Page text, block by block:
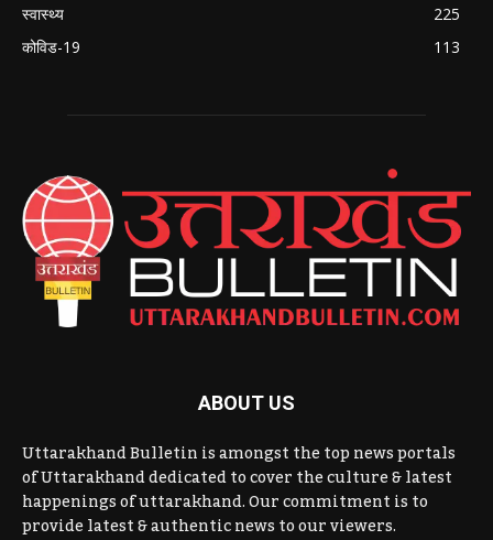
स्वास्थ्य
225
कोविड-19
113
ABOUT US
Uttarakhand Bulletin is amongst the top news portals
of Uttarakhand dedicated to cover the culture & latest
happenings of uttarakhand. Our commitment is to
provide latest & authentic news to our viewers.